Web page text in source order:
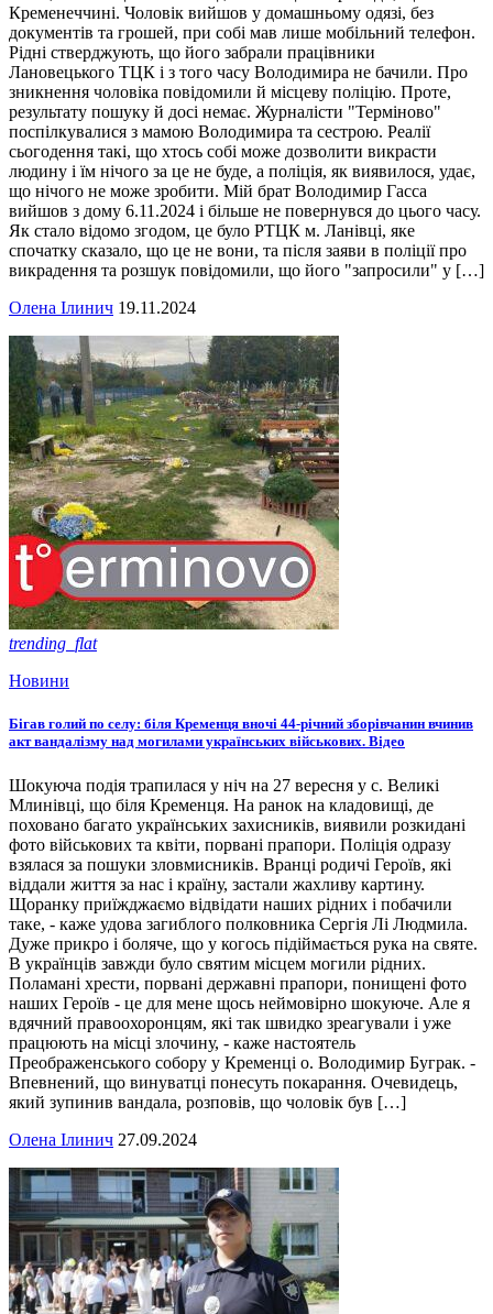
Кременеччині. Чоловік вийшов у домашньому одязі, без
документів та грошей, при собі мав лише мобільний телефон.
Рідні стверджують, що його забрали працівники
Лановецького ТЦК і з того часу Володимира не бачили. Про
зникнення чоловіка повідомили й місцеву поліцію. Проте,
результату пошуку й досі немає. Журналісти "Терміново"
поспілкувалися з мамою Володимира та сестрою. Реалії
сьогодення такі, що хтось собі може дозволити викрасти
людину і їм нічого за це не буде, а поліція, як виявилося, удає,
що нічого не може зробити. Мій брат Володимир Гасса
вийшов з дому 6.11.2024 і більше не повернувся до цього часу.
Як стало відомо згодом, це було РТЦК м. Ланівці, яке
спочатку сказало, що це не вони, та після заяви в поліції про
викрадення та розшук повідомили, що його "запросили" у […]
Олена Ілинич 19.11.2024
trending_flat
Новини
Бігав голий по селу: біля Кременця вночі 44-річний зборівчанин вчинив
акт вандалізму над могилами українських військових. Відео
Шокуюча подія трапилася у ніч на 27 вересня у с. Великі
Млинівці, що біля Кременця. На ранок на кладовищі, де
поховано багато українських захисників, виявили розкидані
фото військових та квіти, порвані прапори. Поліція одразу
взялася за пошуки зловмисників. Вранці родичі Героїв, які
віддали життя за нас і країну, застали жахливу картину.
Щоранку приїжджаємо відвідати наших рідних і побачили
таке, - каже удова загиблого полковника Сергія Лі Людмила.
Дуже прикро і боляче, що у когось підіймається рука на святе.
В українців завжди було святим місцем могили рідних.
Поламані хрести, порвані державні прапори, понищені фото
наших Героїв - це для мене щось неймовірно шокуюче. Але я
вдячний правоохоронцям, які так швидко зреагували і уже
працюють на місці злочину, - каже настоятель
Преображенського собору у Кременці о. Володимир Буграк. -
Впевнений, що винуватці понесуть покарання. Очевидець,
який зупинив вандала, розповів, що чоловік був […]
Олена Ілинич 27.09.2024